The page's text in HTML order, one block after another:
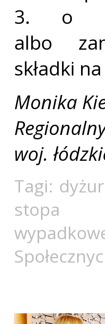
3. o
albo
składki
Monika
woj.
Tagi:
stopa